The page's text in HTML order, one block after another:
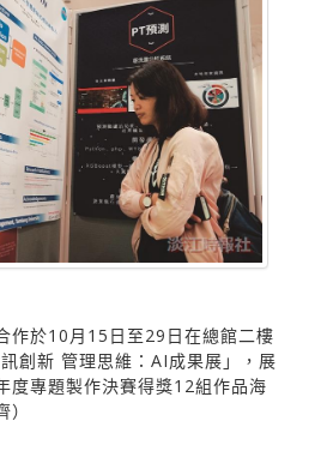
作於10月15日至29日在總館二樓
創新 管理思維：AI成果展」，展
度專題製作決賽得獎12組作品海